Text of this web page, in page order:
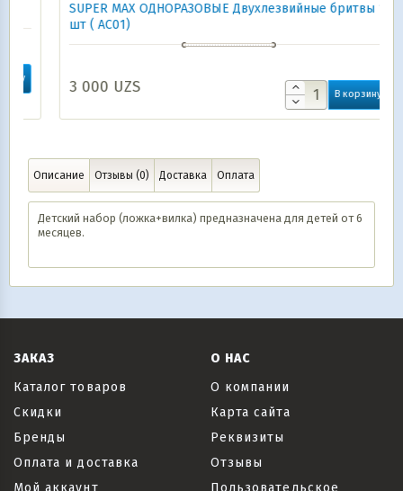
SUPER MAX ОДНОРАЗОВЫЕ Двухлезвийные бритвы 1
шт ( AC01)
3 000UZS В корзину
Описание Отзывы (0) Доставка Оплата
Детский набор (ложка+вилка) предназначена для детей от 6
месяцев.
ЗАКАЗ
Каталог товаров
Скидки
Бренды
Оплата и доставка
Мой аккаунт
О НАС
О компании
Карта сайта
Реквизиты
Отзывы
Пользовательское